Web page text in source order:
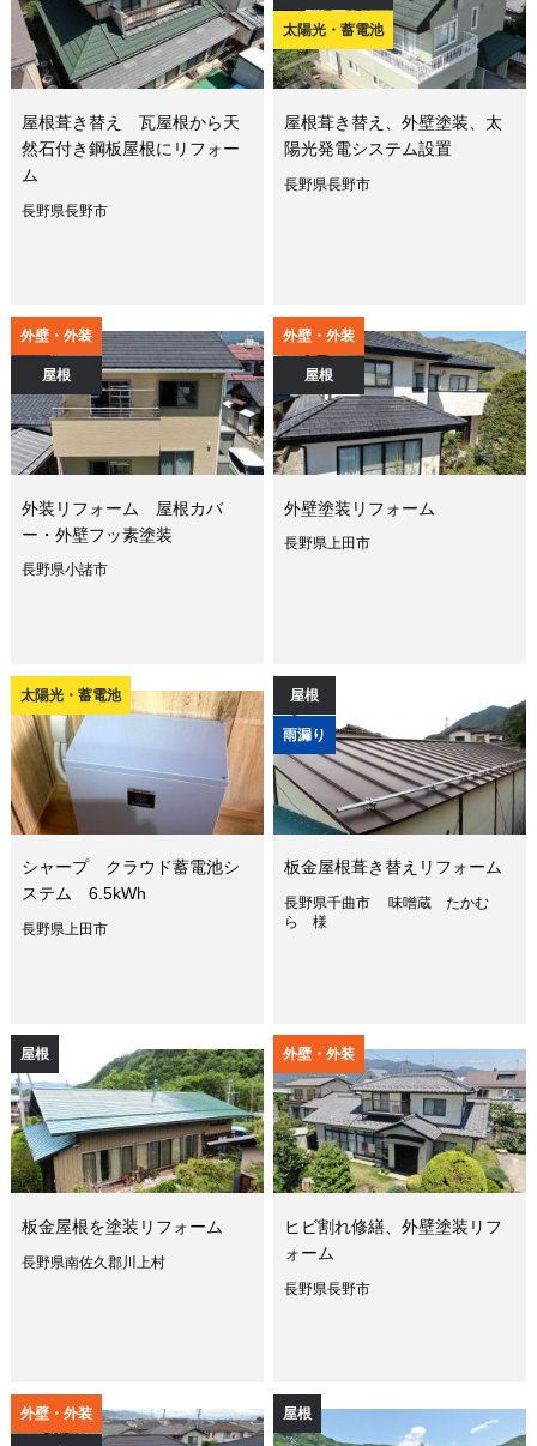
屋根葺き替え 瓦屋根から天
然石付き鋼板屋根にリフォー
ム
長野県長野市
太陽光・蓄電池
屋根葺き替え、外壁塗装、太
陽光発電システム設置
長野県長野市
外壁・外装
屋根
外装リフォーム 屋根カバ
ー・外壁フッ素塗装
長野県小諸市
外壁・外装
屋根
外壁塗装リフォーム
長野県上田市
太陽光・蓄電池
シャープ クラウド蓄電池シ
ステム 6.5kWh
長野県上田市
屋根
雨漏り
板金屋根葺き替えリフォーム
長野県千曲市 味噌蔵 たかむ
ら 様
屋根
板金屋根を塗装リフォーム
長野県南佐久郡川上村
外壁・外装
ヒビ割れ修繕、外壁塗装リフ
ォーム
長野県長野市
外壁・外装 屋根